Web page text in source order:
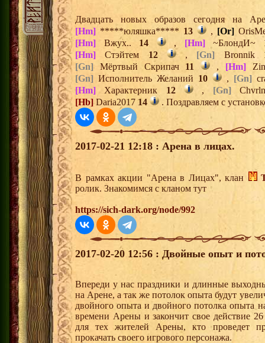
Двадцать новых образов сегодня на
[Hm] *****юляшка***** 13 , [Or]
[Hm] Вжух.. 14 , [Hm]~БлондИ~
[Hm] Стэйтем 12 , [Gn] Bronnik
[Gn]Мёртвый Скрипач 11 , [Hm]
[Gn] Исполнитель Желаний 10 , [Gn]
[Hm] Характерник 12 , [Gn]
[Hb] Daria2017 14 . Поздравляем с
2017-02-21 12:18 : Арена в лицах.
В рамках акции "Арена в Лицах", клан
ролик. Знакомимся с кланом тут
https://sich-dark.org/node/992
2017-02-20 12:56 : Двойные опыт и
Впереди у нас праздники и длинные
на Арене, а так же потолок опыта будут
двойного опыта и двойного потолка опыта
времени Арены и закончит свое действие
для тех жителей Арены, кто проведет
прокачать своего игрового персонажа.